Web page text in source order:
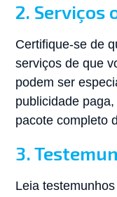
2. Serviços
Certifique-se de
serviços de que
podem ser
publicidade
pacote completo
3.
Leia